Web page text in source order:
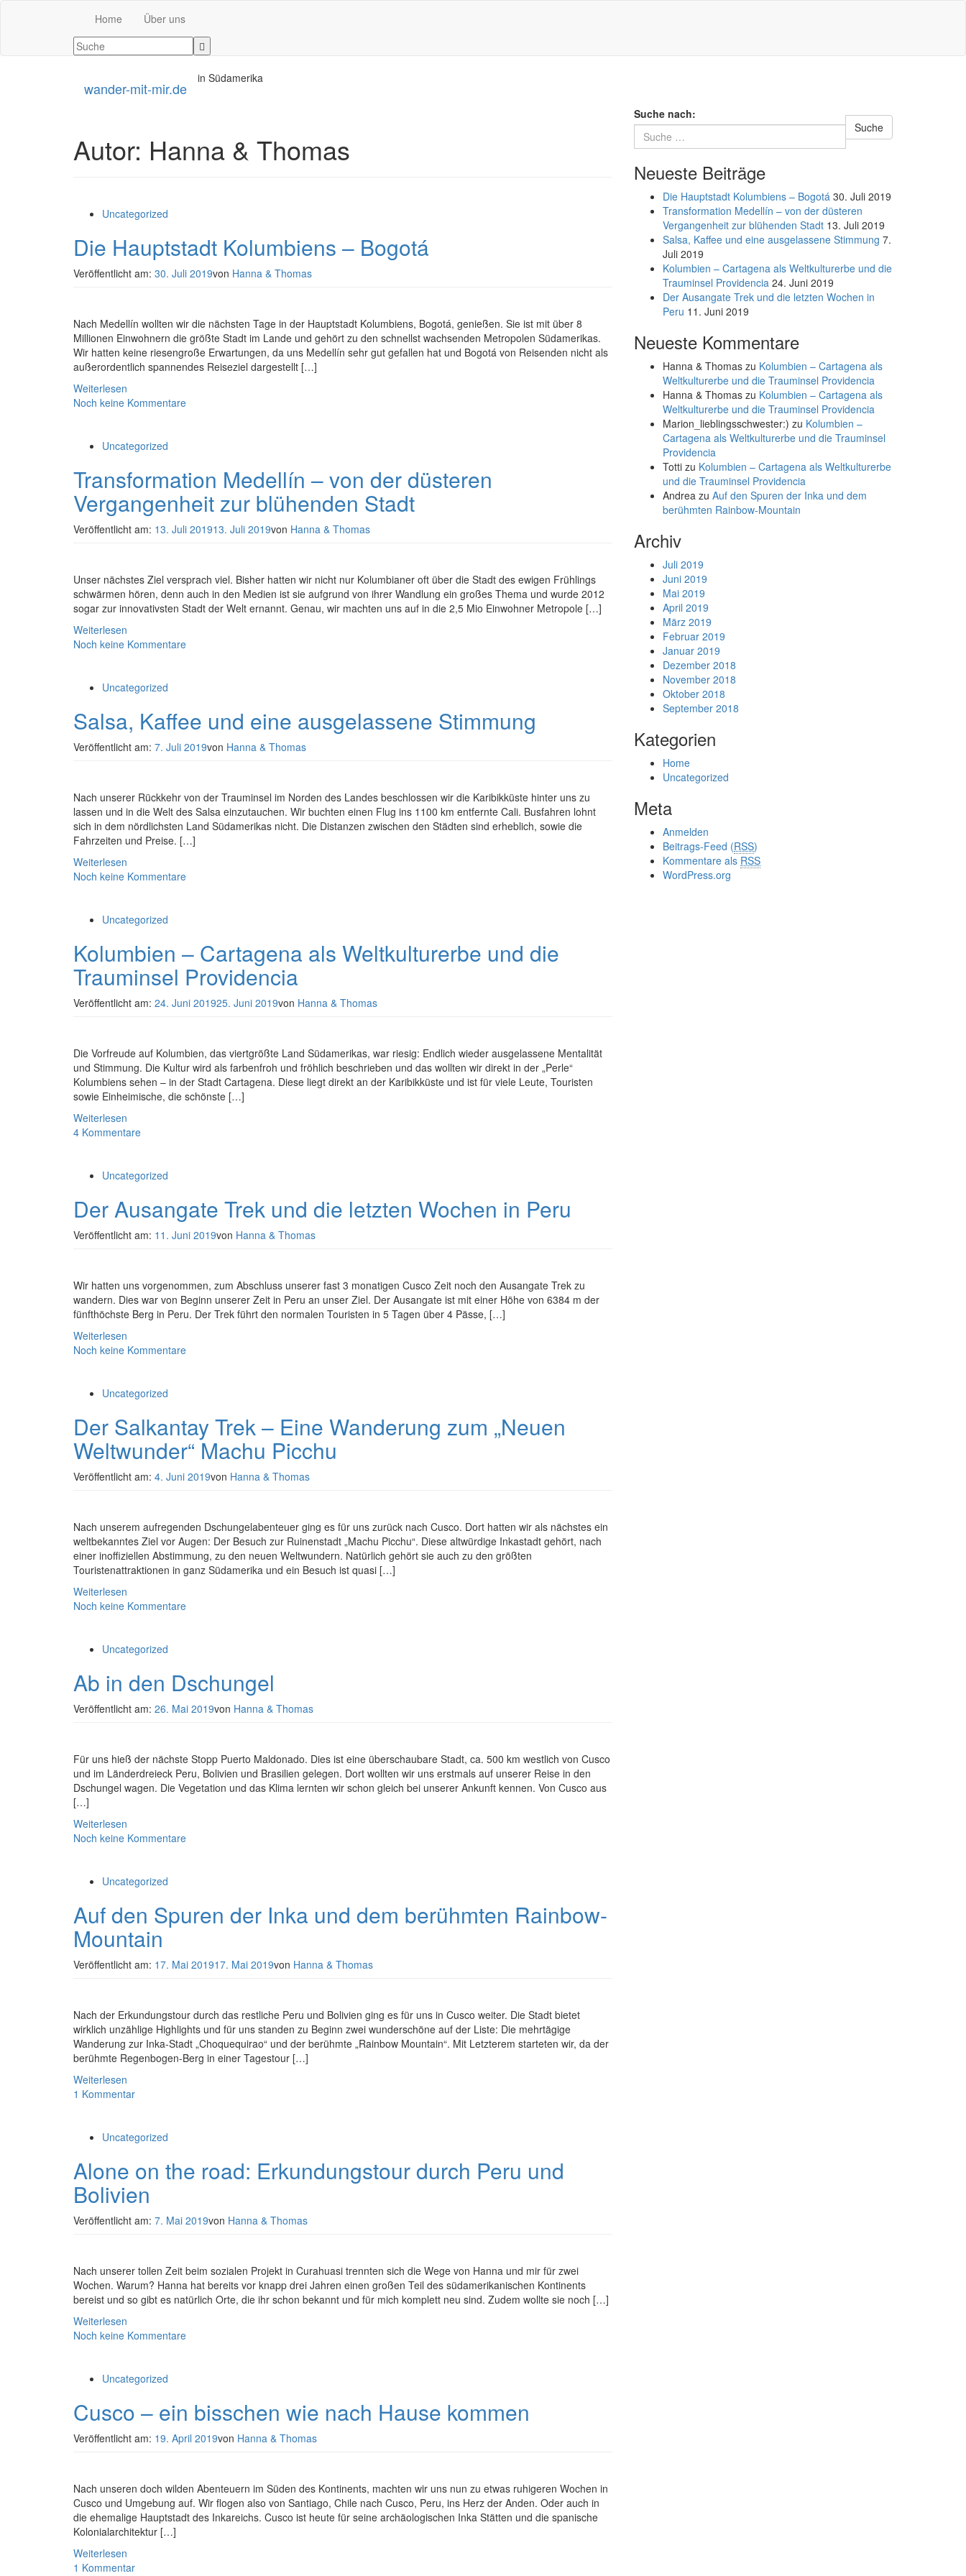
Home Über uns
wander-mit-mir.de
in Südamerika
Autor: Hanna & Thomas
Uncategorized
Die Hauptstadt Kolumbiens – Bogotá
Veröffentlicht am: 30. Juli 2019von Hanna & Thomas
Nach Medellín wollten wir die nächsten Tage in der Hauptstadt Kolumbiens, Bogotá, genießen. Sie ist mit über 8
Millionen Einwohnern die größte Stadt im Lande und gehört zu den schnellst wachsenden Metropolen Südamerikas.
Wir hatten keine riesengroße Erwartungen, da uns Medellín sehr gut gefallen hat und Bogotá von Reisenden nicht als
außerordentlich spannendes Reiseziel dargestellt […]
Weiterlesen
Noch keine Kommentare
Uncategorized
Transformation Medellín – von der düsteren
Vergangenheit zur blühenden Stadt
Veröffentlicht am: 13. Juli 201913. Juli 2019von Hanna & Thomas
Unser nächstes Ziel versprach viel. Bisher hatten wir nicht nur Kolumbianer oft über die Stadt des ewigen Frühlings
schwärmen hören, denn auch in den Medien ist sie aufgrund von ihrer Wandlung ein großes Thema und wurde 2012
sogar zur innovativsten Stadt der Welt ernannt. Genau, wir machten uns auf in die 2,5 Mio Einwohner Metropole […]
Weiterlesen
Noch keine Kommentare
Uncategorized
Salsa, Kaffee und eine ausgelassene Stimmung
Veröffentlicht am: 7. Juli 2019von Hanna & Thomas
Nach unserer Rückkehr von der Trauminsel im Norden des Landes beschlossen wir die Karibikküste hinter uns zu
lassen und in die Welt des Salsa einzutauchen. Wir buchten einen Flug ins 1100 km entfernte Cali. Busfahren lohnt
sich in dem nördlichsten Land Südamerikas nicht. Die Distanzen zwischen den Städten sind erheblich, sowie die
Fahrzeiten und Preise. […]
Weiterlesen
Noch keine Kommentare
Uncategorized
Kolumbien – Cartagena als Weltkulturerbe und die
Trauminsel Providencia
Veröffentlicht am: 24. Juni 201925. Juni 2019von Hanna & Thomas
Die Vorfreude auf Kolumbien, das viertgrößte Land Südamerikas, war riesig: Endlich wieder ausgelassene Mentalität
und Stimmung. Die Kultur wird als farbenfroh und fröhlich beschrieben und das wollten wir direkt in der „Perle“
Kolumbiens sehen – in der Stadt Cartagena. Diese liegt direkt an der Karibikküste und ist für viele Leute, Touristen
sowie Einheimische, die schönste […]
Weiterlesen
4 Kommentare
Uncategorized
Der Ausangate Trek und die letzten Wochen in Peru
Veröffentlicht am: 11. Juni 2019von Hanna & Thomas
Wir hatten uns vorgenommen, zum Abschluss unserer fast 3 monatigen Cusco Zeit noch den Ausangate Trek zu
wandern. Dies war von Beginn unserer Zeit in Peru an unser Ziel. Der Ausangate ist mit einer Höhe von 6384 m der
fünfthöchste Berg in Peru. Der Trek führt den normalen Touristen in 5 Tagen über 4 Pässe, […]
Weiterlesen
Noch keine Kommentare
Uncategorized
Der Salkantay Trek – Eine Wanderung zum „Neuen
Weltwunder“ Machu Picchu
Veröffentlicht am: 4. Juni 2019von Hanna & Thomas
Nach unserem aufregenden Dschungelabenteuer ging es für uns zurück nach Cusco. Dort hatten wir als nächstes ein
weltbekanntes Ziel vor Augen: Der Besuch zur Ruinenstadt „Machu Picchu“. Diese altwürdige Inkastadt gehört, nach
einer inoffiziellen Abstimmung, zu den neuen Weltwundern. Natürlich gehört sie auch zu den größten
Touristenattraktionen in ganz Südamerika und ein Besuch ist quasi […]
Weiterlesen
Noch keine Kommentare
Uncategorized
Ab in den Dschungel
Veröffentlicht am: 26. Mai 2019von Hanna & Thomas
Für uns hieß der nächste Stopp Puerto Maldonado. Dies ist eine überschaubare Stadt, ca. 500 km westlich von Cusco
und im Länderdreieck Peru, Bolivien und Brasilien gelegen. Dort wollten wir uns erstmals auf unserer Reise in den
Dschungel wagen. Die Vegetation und das Klima lernten wir schon gleich bei unserer Ankunft kennen. Von Cusco aus
[…]
Weiterlesen
Noch keine Kommentare
Uncategorized
Auf den Spuren der Inka und dem berühmten Rainbow-
Mountain
Veröffentlicht am: 17. Mai 201917. Mai 2019von Hanna & Thomas
Nach der Erkundungstour durch das restliche Peru und Bolivien ging es für uns in Cusco weiter. Die Stadt bietet
wirklich unzählige Highlights und für uns standen zu Beginn zwei wunderschöne auf der Liste: Die mehrtägige
Wanderung zur Inka-Stadt „Choquequirao“ und der berühmte „Rainbow Mountain“. Mit Letzterem starteten wir, da der
berühmte Regenbogen-Berg in einer Tagestour […]
Weiterlesen
1 Kommentar
Uncategorized
Alone on the road: Erkundungstour durch Peru und
Bolivien
Veröffentlicht am: 7. Mai 2019von Hanna & Thomas
Nach unserer tollen Zeit beim sozialen Projekt in Curahuasi trennten sich die Wege von Hanna und mir für zwei
Wochen. Warum? Hanna hat bereits vor knapp drei Jahren einen großen Teil des südamerikanischen Kontinents
bereist und so gibt es natürlich Orte, die ihr schon bekannt und für mich komplett neu sind. Zudem wollte sie noch […]
Weiterlesen
Noch keine Kommentare
Uncategorized
Cusco – ein bisschen wie nach Hause kommen
Veröffentlicht am: 19. April 2019von Hanna & Thomas
Nach unseren doch wilden Abenteuern im Süden des Kontinents, machten wir uns nun zu etwas ruhigeren Wochen in
Cusco und Umgebung auf. Wir flogen also von Santiago, Chile nach Cusco, Peru, ins Herz der Anden. Oder auch in
die ehemalige Hauptstadt des Inkareichs. Cusco ist heute für seine archäologischen Inka Stätten und die spanische
Kolonialarchitektur […]
Weiterlesen
1 Kommentar
Suche nach:
Suche
Neueste Beiträge
Die Hauptstadt Kolumbiens – Bogotá 30. Juli 2019
Transformation Medellín – von der düsteren
Vergangenheit zur blühenden Stadt 13. Juli 2019
Salsa, Kaffee und eine ausgelassene Stimmung 7.
Juli 2019
Kolumbien – Cartagena als Weltkulturerbe und die
Trauminsel Providencia 24. Juni 2019
Der Ausangate Trek und die letzten Wochen in
Peru 11. Juni 2019
Neueste Kommentare
Hanna & Thomas zu Kolumbien – Cartagena als
Weltkulturerbe und die Trauminsel Providencia
Hanna & Thomas zu Kolumbien – Cartagena als
Weltkulturerbe und die Trauminsel Providencia
Marion_lieblingsschwester:) zu Kolumbien –
Cartagena als Weltkulturerbe und die Trauminsel
Providencia
Totti zu Kolumbien – Cartagena als Weltkulturerbe
und die Trauminsel Providencia
Andrea zu Auf den Spuren der Inka und dem
berühmten Rainbow-Mountain
Archiv
Juli 2019
Juni 2019
Mai 2019
April 2019
März 2019
Februar 2019
Januar 2019
Dezember 2018
November 2018
Oktober 2018
September 2018
Kategorien
Home
Uncategorized
Meta
Anmelden
Beitrags-Feed (RSS)
Kommentare als RSS
WordPress.org